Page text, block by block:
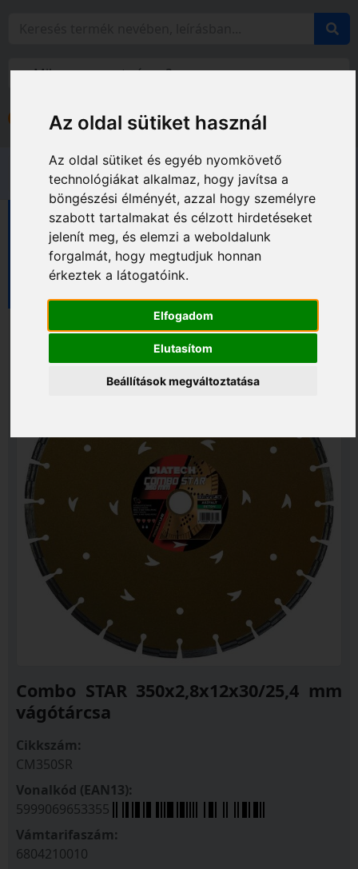
Az oldal sütiket használ
Az oldal sütiket és egyéb nyomkövető
technológiákat alkalmaz, hogy javítsa a
böngészési élményét, azzal hogy személyre
szabott tartalmakat és célzott hirdetéseket
jelenít meg, és elemzi a weboldalunk
forgalmát, hogy megtudjuk honnan
érkeztek a látogatóink.
Elfogadom
Elutasítom
Beállítások megváltoztatása
Fiókom
Diatech vágótárcsák
Vágótárcsák fugavágóhoz
Kombinált (COMBO) vágótárcsák fugavágóhoz
COMBO STAR vágótárcsák fugavágóhoz
Combo STAR 350x2,8x12x30/25,4 mm
vágótárcsa
Cikkszám:
CM350SR
Vonalkód (EAN13):
5999069653355
Vámtarifaszám:
6804210010